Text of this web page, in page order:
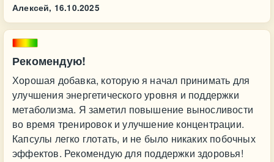
Алексей, 16.10.2025
Рекомендую!
Хорошая добавка, которую я начал принимать для
улучшения энергетического уровня и поддержки
метаболизма. Я заметил повышение выносливости
во время тренировок и улучшение концентрации.
Капсулы легко глотать, и не было никаких побочных
эффектов. Рекомендую для поддержки здоровья!